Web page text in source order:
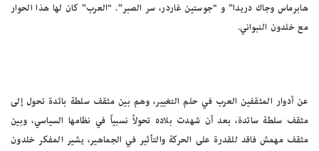
هابرماس وجاك دريدا” و “جوستين غاردر، سر الصبر”. “العرب” كان لها هذا الحوار
مع خلدون النبواني.
عن أدوار المثقفين العرب في حلم التغيير، وهم بين مثقف سلطة بائدة تحول إلى
مثقف سلطة سائدة، بعد أن شهدت بلاده تحولاً نسبياً في نظامها السياسي، وبين
مثقف مهمش فاقد للقدرة على الحركة والتأثير في الجماهير، يشير المفكر خلدون